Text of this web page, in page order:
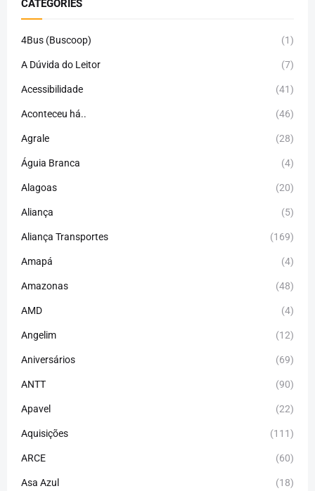
CATEGORIES
4Bus (Buscoop) (1)
A Dúvida do Leitor (7)
Acessibilidade (41)
Aconteceu há.. (46)
Agrale (28)
Águia Branca (4)
Alagoas (20)
Aliança (5)
Aliança Transportes (169)
Amapá (4)
Amazonas (48)
AMD (4)
Angelim (12)
Aniversários (69)
ANTT (90)
Apavel (22)
Aquisições (111)
ARCE (60)
Asa Azul (18)